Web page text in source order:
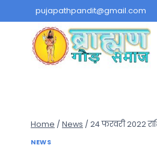
to
content
pujapathpandit@gmail.com
Home / News / 24 फरवरी 2022
NEWS